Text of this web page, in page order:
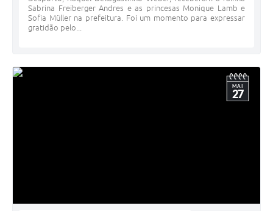
Sabrina Freiberger Andres e as princesas Monique Lamb e
Sofia Müller na prefeitura. Foi um momento para expressar
gratidão pelo...
MAI
27